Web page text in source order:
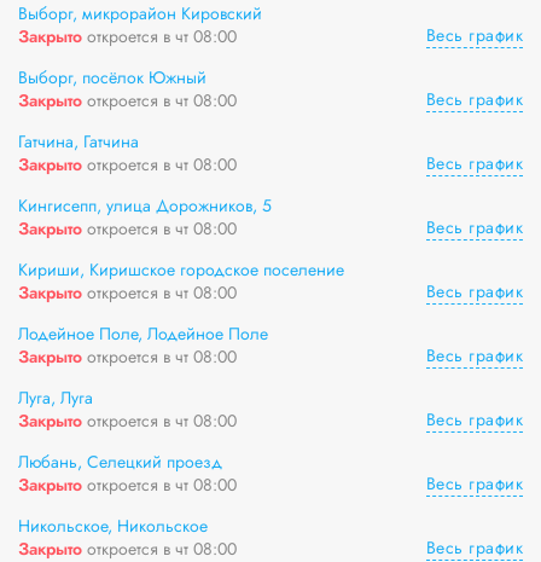
Выборг, микрорайон Кировский
Закрыто откроется в чт 08:00
Весь график
Выборг, посёлок Южный
Закрыто откроется в чт 08:00
Весь график
Гатчина, Гатчина
Закрыто откроется в чт 08:00
Весь график
Кингисепп, улица Дорожников, 5
Закрыто откроется в чт 08:00
Весь график
Кириши, Киришское городское поселение
Закрыто откроется в чт 08:00
Весь график
Лодейное Поле, Лодейное Поле
Закрыто откроется в чт 08:00
Весь график
Луга, Луга
Закрыто откроется в чт 08:00
Весь график
Любань, Селецкий проезд
Закрыто откроется в чт 08:00
Весь график
Никольское, Никольское
Закрыто откроется в чт 08:00
Весь график